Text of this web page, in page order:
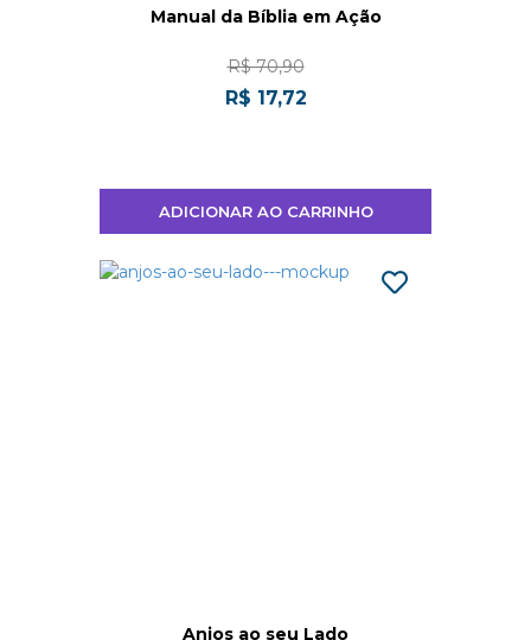
Manual da Bíblia em Ação
R$ 70,90
R$ 17,72
ADICIONAR AO CARRINHO
Anjos ao seu Lado